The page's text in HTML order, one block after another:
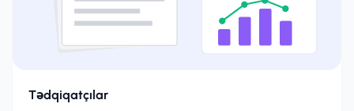
Tədqiqatçılar